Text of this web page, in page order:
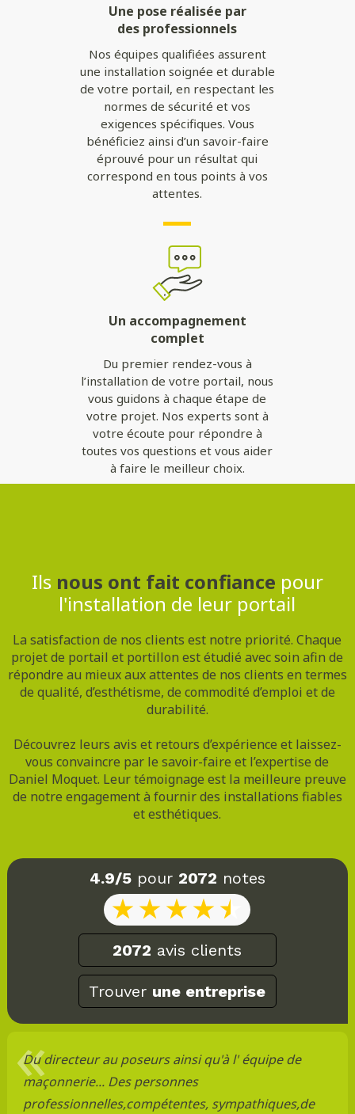
Une pose réalisée par
des professionnels
Nos équipes qualifiées assurent
une installation soignée et durable
de votre portail, en respectant les
normes de sécurité et vos
exigences spécifiques. Vous
bénéficiez ainsi d’un savoir-faire
éprouvé pour un résultat qui
correspond en tous points à vos
attentes.
Un accompagnement
complet
Du premier rendez-vous à
l’installation de votre portail, nous
vous guidons à chaque étape de
votre projet. Nos experts sont à
votre écoute pour répondre à
toutes vos questions et vous aider
à faire le meilleur choix.
Ils nous ont fait confiance pour
l'installation de leur portail
La satisfaction de nos clients est notre priorité. Chaque
projet de portail et portillon est étudié avec soin afin de
répondre au mieux aux attentes de nos clients en termes
de qualité, d’esthétisme, de commodité d’emploi et de
durabilité.
Découvrez leurs avis et retours d’expérience et laissez-
vous convaincre par le savoir-faire et l’expertise de
Daniel Moquet. Leur témoignage est la meilleure preuve
de notre engagement à fournir des installations fiables
et esthétiques.
4.9/5pour 2072 notes
2072 avis clients
Trouver une entreprise
Du directeur au poseurs ainsi qu'à l' équipe de
maçonnerie... Des personnes
professionnelles,compétentes, sympathiques,de